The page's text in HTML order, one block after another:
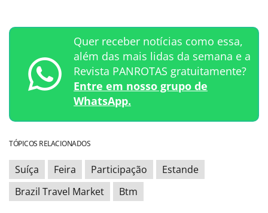
Quer receber notícias como essa,
além das mais lidas da semana e a
Revista PANROTAS gratuitamente?
Entre em nosso grupo de
WhatsApp.
TÓPICOS RELACIONADOS
Suíça Feira Participação
Estande
Brazil Travel Market
Btm